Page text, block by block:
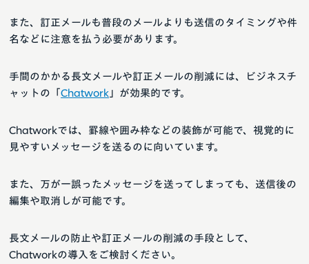
また、訂正メールも普段のメールよりも送信のタイミングや件
名などに注意を払う必要があります。
手間のかかる長文メールや訂正メールの削減には、ビジネスチ
ャットの「 Chatwork 」が効果的です。
Chatworkでは、罫線や囲み枠などの装飾が可能で、視覚的に
見やすいメッセージを送るのに向いています。
また、万が一誤ったメッセージを送ってしまっても、送信後の
編集や取消しが可能です。
長文メールの防止や訂正メールの削減の手段として、
Chatworkの導入をご検討ください。